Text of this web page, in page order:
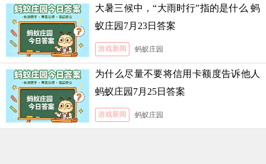
大暑三候中，“大雨时行”指的是什么 蚂
蚁庄园7月23日答案
游戏新闻 蚂蚁庄园
为什么尽量不要将信用卡额度告诉他人
蚂蚁庄园7月25日答案
游戏新闻 蚂蚁庄园